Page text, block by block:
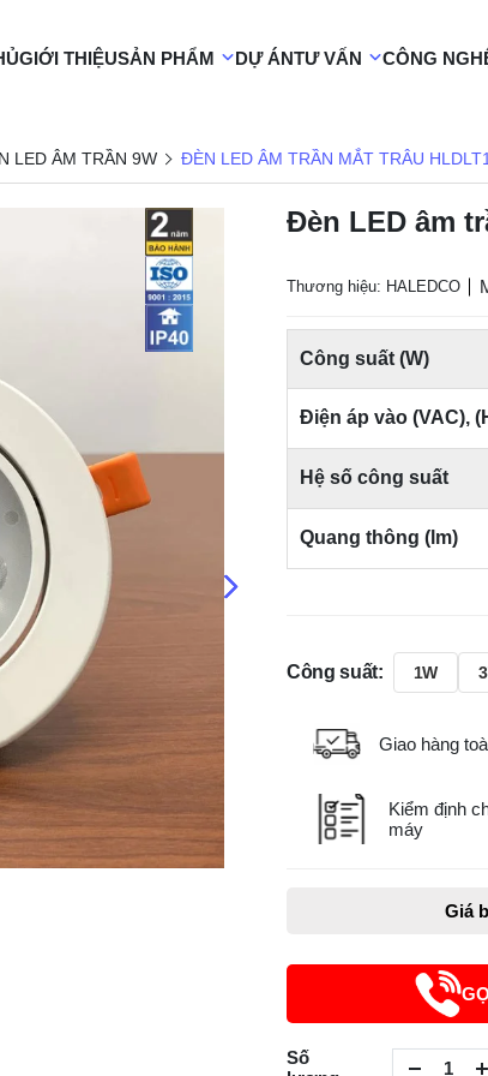
GIỚI THIỆUSẢN PHẨM DỰ ÁNTƯ VẤN CÔNG
LED ÂM TRẦN 9W ĐÈN LED ÂM TRẦN MẮT TRÂU
Đèn LED âm
Thương hiệu: HALEDCO
Công suất (W)
Điện áp vào (VAC),
Hệ số công suất
Quang thông (lm)
Công suất: 1W
Giao hàng
Kiểm định
máy
Giá
Số